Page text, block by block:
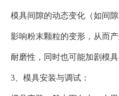
模具间隙的动态变化（如间
影响粉末颗粒的变形，从而
耐磨性，同时也可能加剧模
3、模具安装与调试：